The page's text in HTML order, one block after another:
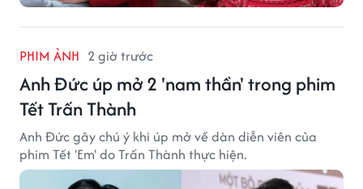
PHIM ẢNH 2 giờ trước
Anh Đức úp mở 2 'nam thần' trong phim
Tết Trấn Thành
Anh Đức gây chú ý khi úp mở về dàn diễn viên của
phim Tết 'Em' do Trấn Thành thực hiện.